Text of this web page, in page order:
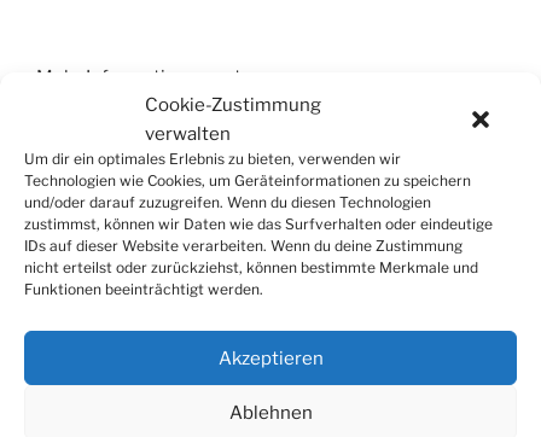
Cookie-Zustimmung
verwalten
Um dir ein optimales Erlebnis zu bieten, verwenden wir
Technologien wie Cookies, um Geräteinformationen zu speichern
und/oder darauf zuzugreifen. Wenn du diesen Technologien
zustimmst, können wir Daten wie das Surfverhalten oder eindeutige
IDs auf dieser Website verarbeiten. Wenn du deine Zustimmung
nicht erteilst oder zurückziehst, können bestimmte Merkmale und
Funktionen beeinträchtigt werden.
Akzeptieren
Ablehnen
Mehr Informationen unter:
https://www.kulturspeicher.de/veranstaltungen/alle-
termine-in-der-ueversicht/539999.Lange-
Kulturspeichernacht.html
SUCHE